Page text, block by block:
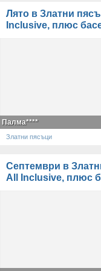
Лято в Златни
Inclusive, плюс
Палма****
Златни пясъци
Септември в
All Inclusive, плюс